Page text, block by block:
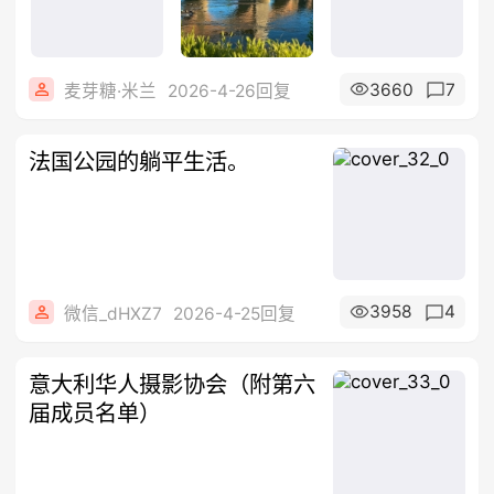
麦芽糖·米兰 2026-4-26回复 3660 7
法国公园的躺平生活。
微信_dHXZ7 2026-4-25回复 3958 4
意大利华人摄影协会（附第六
届成员名单）